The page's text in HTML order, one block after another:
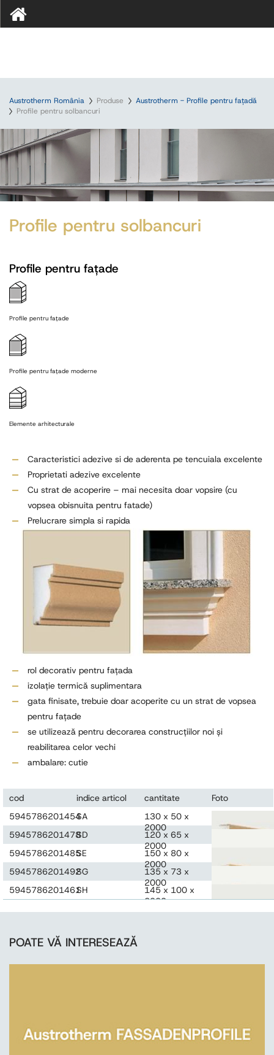
Austrotherm România Produse
Austrotherm - Profile pentru faţadă
Profile pentru solbancuri
Profile pentru solbancuri
Profile pentru fațade
Profile pentru fațade
Profile pentru fațade moderne
Elemente arhitecturale
Caracteristici adezive si de aderenta pe tencuiala excelente
Proprietati adezive excelente
Cu strat de acoperire – mai necesita doar vopsire (cu
vopsea obisnuita pentru fatade)
Prelucrare simpla si rapida
rol decorativ pentru faţada
izolaţie termică suplimentara
gata finisate, trebuie doar acoperite cu un strat de vopsea
pentru faţade
se utilizează pentru decorarea construcţiilor noi şi
reabilitarea celor vechi
ambalare: cutie
cod indice articol cantitate
Foto
5945786201454SA
130 x 50 x
2000
5945786201478SD
120 x 65 x
2000
5945786201485SE
150 x 80 x
2000
5945786201492SG
135 x 73 x
2000
5945786201461SH
145 x 100 x
2000
POATE VĂ INTERESEAZĂ